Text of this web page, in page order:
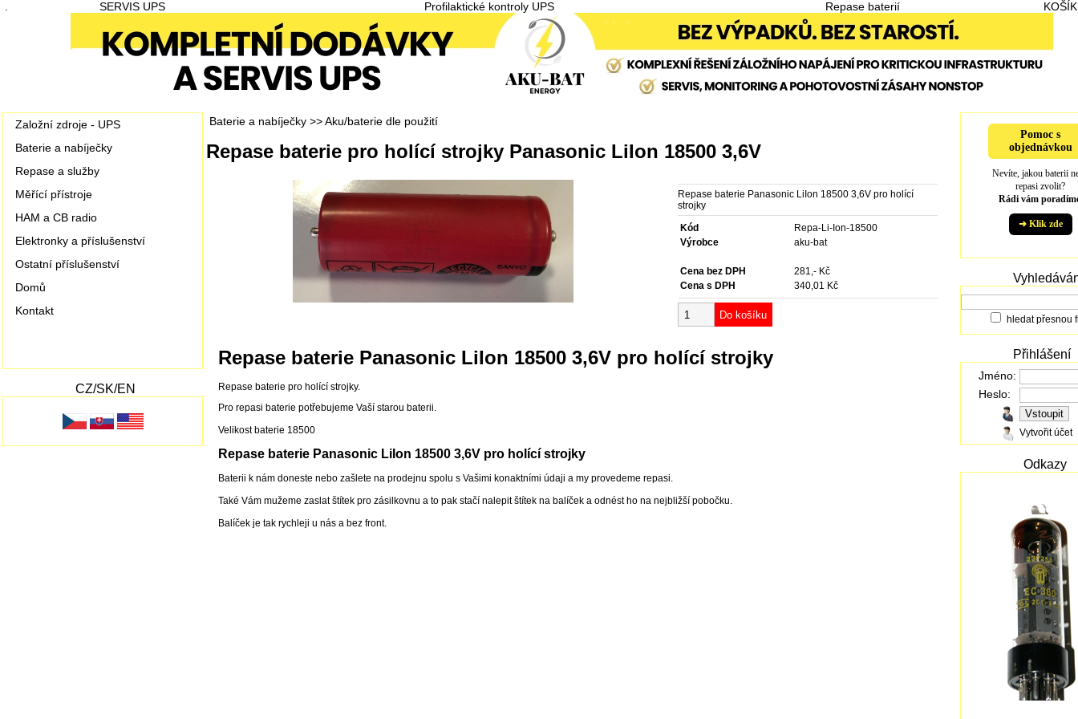
SERVIS UPS Profilaktické kontroly UPS Repase baterií KOŠÍK
Založní zdroje - UPS
Baterie a nabíječky
Repase a služby
Měřící přístroje
HAM a CB radio
Elektronky a příslušenství
Ostatní příslušenství
Domů
Kontakt
CZ/SK/EN
Baterie a nabíječky>>Aku/baterie dle použití
Repase baterie pro holící strojky Panasonic LiIon 18500 3,6V
Repase baterie Panasonic LiIon 18500 3,6V pro holící
strojky
Kód
Repa-Li-Ion-18500
Výrobce
aku-bat
Cena bez DPH
281,- Kč
Cena s DPH
340,01 Kč
Do košíku
Repase baterie Panasonic LiIon 18500 3,6V pro holící strojky
Repase baterie pro holící strojky.
Pro repasi baterie potřebujeme Vaší starou baterii.
Velikost baterie 18500
Repase baterie Panasonic LiIon 18500 3,6V pro holící strojky
Baterii k nám doneste nebo zašlete na prodejnu spolu s Vašimi konaktními údaji a my provedeme repasi.
Také Vám mužeme zaslat štítek pro zásilkovnu a to pak stačí nalepit štítek na balíček a odnést ho na nejbližší pobočku.
Balíček je tak rychleji u nás a bez front.
Pomoc s
objednávkou
Nevíte, jakou baterii
repasi zvolit?
Rádi vám
➜ Klik zde
hledat přesnou
Přihlášení
Jméno:
Heslo:
Vytvořit účet
Odkazy